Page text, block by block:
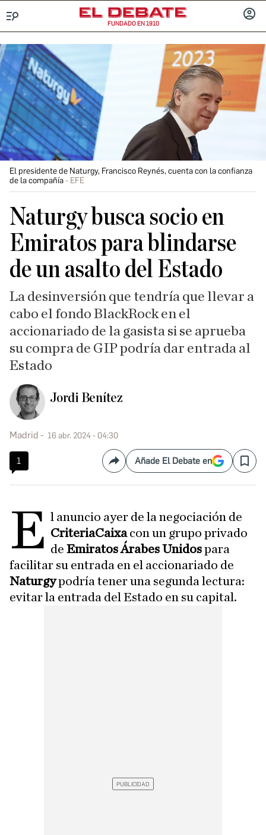
FUNDADO EN 1910
El presidente de Naturgy, Francisco Reynés, cuenta con la confianza
de la compañía
EFE
Naturgy busca socio en
Emiratos para blindarse
de un asalto del Estado
La desinversión que tendría que llevar a
cabo el fondo BlackRock en el
accionariado de la gasista si se aprueba
su compra de GIP podría dar entrada al
Estado
Jordi Benítez
Madrid 16 abr. 2024 - 04:30
1 CompartirAñade El Debate en Save
E l anuncio ayer de la negociación de
CriteriaCaixacon un grupo privado
deEmiratos Árabes Unidospara
facilitar su entrada en el accionariado de
Naturgypodría tener una segunda lectura:
evitar la entrada del Estado en su capital.